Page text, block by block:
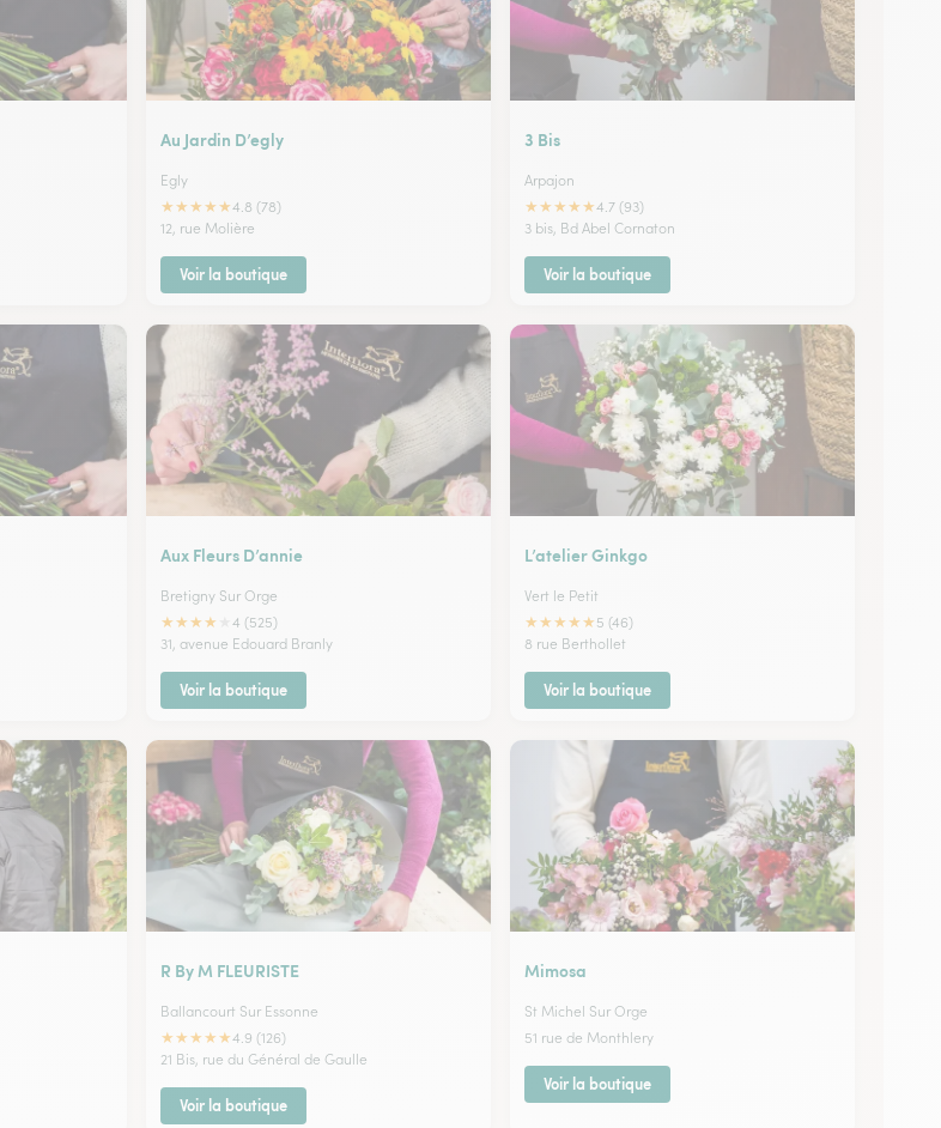
Au Jardin D’egly
Egly
★★★★★4.8 (78)
12, rue Molière
Voir la boutique
3 Bis
Arpajon
★★★★★4.7 (93)
3 bis, Bd Abel Cornaton
Voir la boutique
Aux Fleurs D’annie
Bretigny Sur Orge
★★★★
4 (525)
31, avenue Edouard Branly
Voir la boutique
L’atelier Ginkgo
Vert le Petit
★★★★★ 5 (46)
8 rue Berthollet
Voir la boutique
R By M FLEURISTE
Ballancourt Sur Essonne
★★★★★4.9 (126)
21 Bis, rue du Général de Gaulle
Voir la boutique
Mimosa
St Michel Sur Orge
51 rue de Monthlery
Voir la boutique